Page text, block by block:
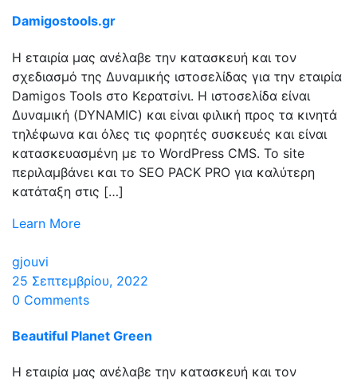
Damigostools.gr
Η εταιρία μας ανέλαβε την κατασκευή και τον
σχεδιασμό της Δυναμικής ιστοσελίδας για την εταιρία
Damigos Tools στο Κερατσίνι. Η ιστοσελίδα είναι
Δυναμική (DYNAMIC) και είναι φιλική προς τα κινητά
τηλέφωνα και όλες τις φορητές συσκευές και είναι
κατασκευασμένη με το WordPress CMS. Το site
περιλαμβάνει και το SEO PACK PRO για καλύτερη
κατάταξη στις […]
Learn More
gjouvi
25 Σεπτεμβρίου, 2022
0 Comments
Beautiful Planet Green
Η εταιρία μας ανέλαβε την κατασκευή και τον